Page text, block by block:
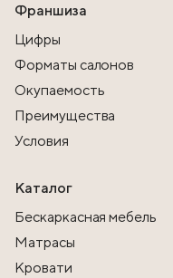
Франшиза
Цифры
Форматы салонов
Окупаемость
Преимущества
Условия
Каталог
Бескаркасная мебель
Матрасы
Кровати